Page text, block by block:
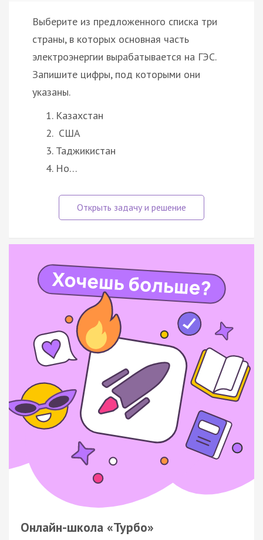
Выберите из предложенного списка три
страны, в которых основная часть
электроэнергии вырабатывается на ГЭС.
Запишите цифры, под которыми они
указаны.
Казахстан
США
Таджикистан
Но…
Онлайн-школа «Турбо»